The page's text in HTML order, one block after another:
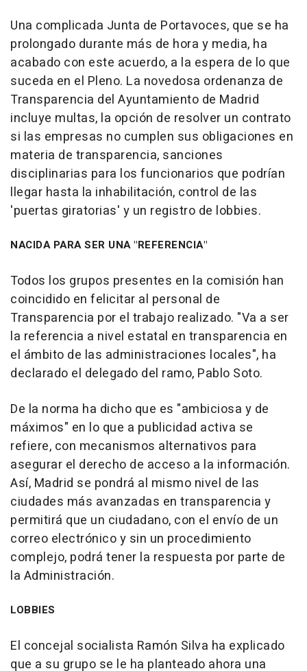
Una complicada Junta de Portavoces, que se ha
prolongado durante más de hora y media, ha
acabado con este acuerdo, a la espera de lo que
suceda en el Pleno. La novedosa ordenanza de
Transparencia del Ayuntamiento de Madrid
incluye multas, la opción de resolver un contrato
si las empresas no cumplen sus obligaciones en
materia de transparencia, sanciones
disciplinarias para los funcionarios que podrían
llegar hasta la inhabilitación, control de las
'puertas giratorias' y un registro de lobbies.
NACIDA PARA SER UNA "REFERENCIA"
Todos los grupos presentes en la comisión han
coincidido en felicitar al personal de
Transparencia por el trabajo realizado. "Va a ser
la referencia a nivel estatal en transparencia en
el ámbito de las administraciones locales", ha
declarado el delegado del ramo, Pablo Soto.
De la norma ha dicho que es "ambiciosa y de
máximos" en lo que a publicidad activa se
refiere, con mecanismos alternativos para
asegurar el derecho de acceso a la información.
Así, Madrid se pondrá al mismo nivel de las
ciudades más avanzadas en transparencia y
permitirá que un ciudadano, con el envío de un
correo electrónico y sin un procedimiento
complejo, podrá tener la respuesta por parte de
la Administración.
LOBBIES
El concejal socialista Ramón Silva ha explicado
que a su grupo se le ha planteado ahora una